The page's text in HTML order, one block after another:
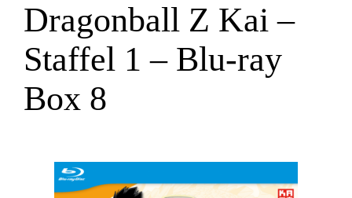
e
Dragonball Z Kai –
Staffel 1 – Blu-ray
Box 8